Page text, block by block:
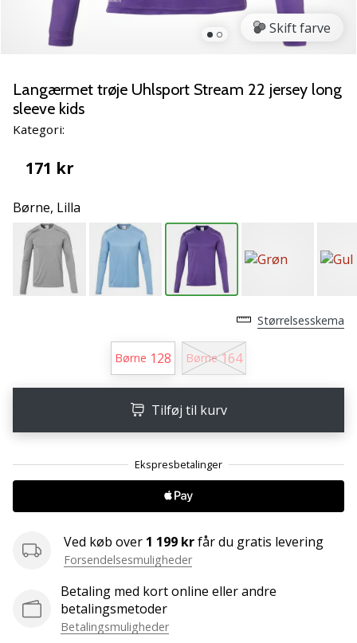
vores
Weplayvolleyball
ambassadør
du
den
samme
som
os?
lad
os
løbe
sammen.
Weplayvolleyball
du
din
hjemmeside,
administrerer
Facebook-
side
Skift farve
Langærmet trøje Uhlsport Stream 22 jersey long
sleeve kids
Kategori:
171 kr
Børne, Lilla
Størrelsesskema
Børne 128 Børne 164
Tilføj til kurv
Ved køb over 1 199 krfår du gratis levering
Forsendelsesmuligheder
Betaling med kort online eller andre
betalingsmetoder
Betalingsmuligheder